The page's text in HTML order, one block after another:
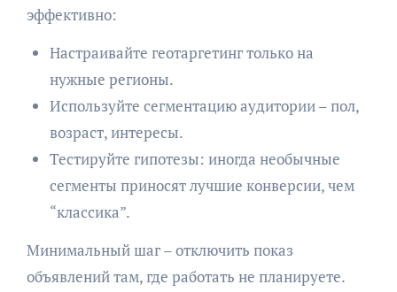
эффективно:
Настраивайте геотаргетинг только на
нужные регионы.
Используйте сегментацию аудитории – пол,
возраст, интересы.
Тестируйте гипотезы: иногда необычные
сегменты приносят лучшие конверсии, чем
“классика”.
Минимальный шаг – отключить показ
объявлений там, где работать не планируете.